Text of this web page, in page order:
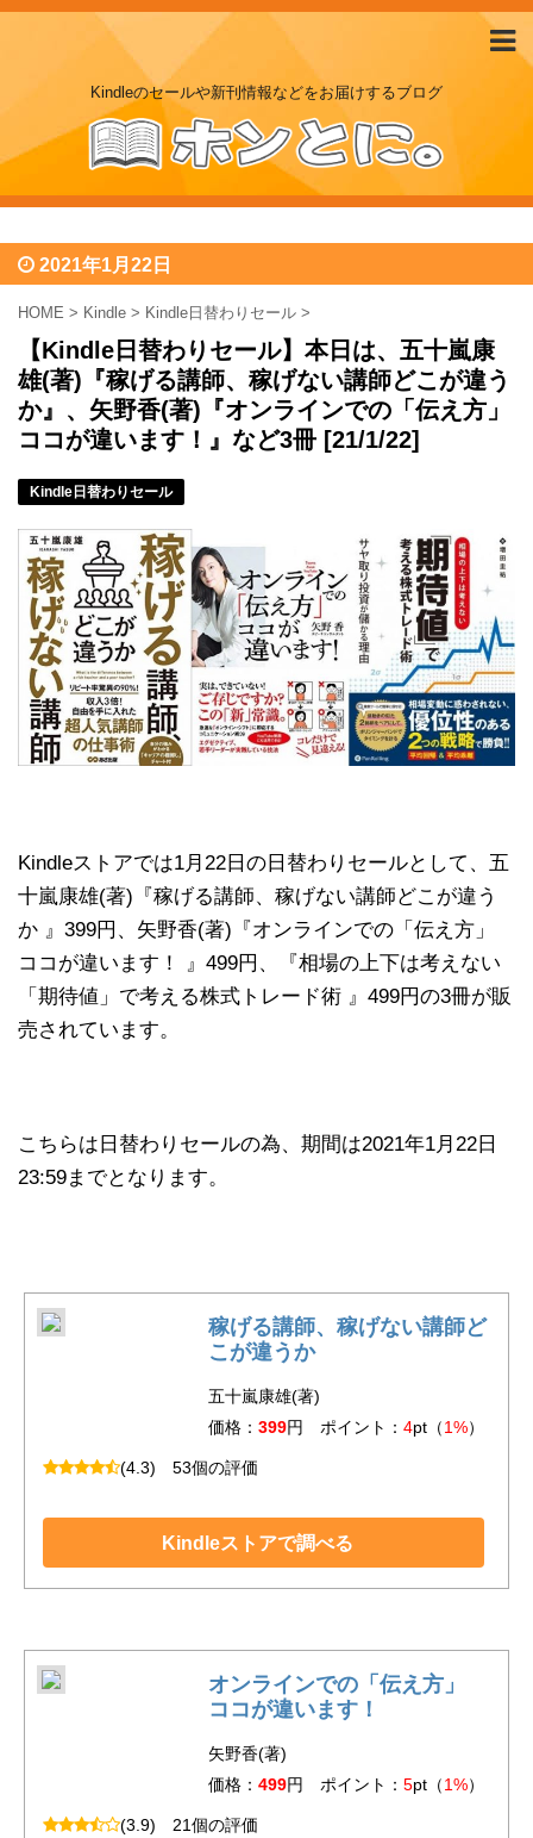
Kindleのセールや新刊情報などをお届けするブログ
2021年1月22日
HOME > Kindle > Kindle日替わりセール >
【Kindle日替わりセール】本日は、五十嵐康
雄(著)『稼げる講師、稼げない講師どこが違う
か』、矢野香(著)『オンラインでの「伝え方」
ココが違います！』など3冊 [21/1/22]
Kindle日替わりセール
Kindleストアでは1月22日の日替わりセールとして、五
十嵐康雄(著)『稼げる講師、稼げない講師どこが違う
か 』399円、矢野香(著)『オンラインでの「伝え方」
ココが違います！ 』499円、『相場の上下は考えない
「期待値」で考える株式トレード術 』499円の3冊が販
売されています。
こちらは日替わりセールの為、期間は2021年1月22日
23:59までとなります。
稼げる講師、稼げない講師ど
こが違うか
五十嵐康雄(著)
価格： 399円 ポイント： 4pt（1%）
(4.3) 53個の評価
Kindleストアで調べる
オンラインでの「伝え方」
ココが違います！
矢野香(著)
価格： 499円 ポイント： 5pt（1%）
(3.9) 21個の評価